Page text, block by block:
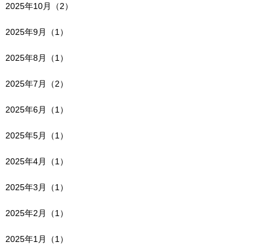
2025年10月（2）
2025年9月（1）
2025年8月（1）
2025年7月（2）
2025年6月（1）
2025年5月（1）
2025年4月（1）
2025年3月（1）
2025年2月（1）
2025年1月（1）